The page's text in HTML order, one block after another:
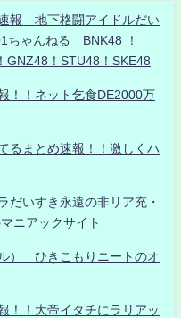
報 地下格闘アイドルだい
ちゃんねる BNK48 ！
GNZ48！STU48！SKE48
！！ネット乞食DE2000万
るまとめ速報！！激しくハ
だいすき永遠の非リア充・
ニアックサイト
） ひきこもりニートのオ
！！大帝イタチにラリアッ